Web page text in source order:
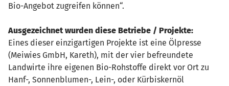
Bio-Angebot zugreifen können“.
Ausgezeichnet wurden diese Betriebe / Projekte:
Eines dieser einzigartigen Projekte ist eine Ölpresse
(Meiwies GmbH, Kareth), mit der vier befreundete
Landwirte ihre eigenen Bio-Rohstoffe direkt vor Ort zu
Hanf-, Sonnenblumen-, Lein-, oder Kürbiskernöl